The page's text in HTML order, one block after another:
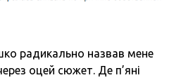
радикально назвав мене
оцей сюжет. Де п’яні